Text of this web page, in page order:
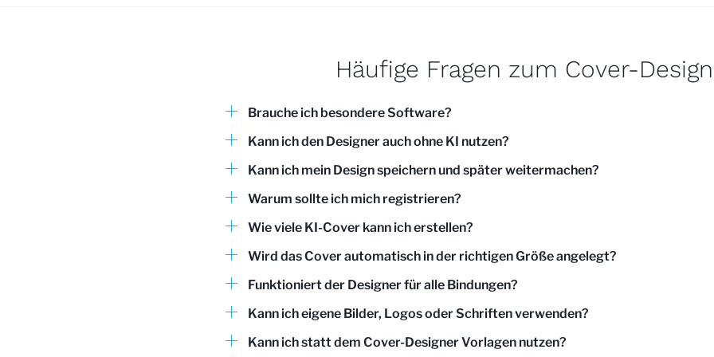
Häufige Fragen zum Cover-
Brauche ich besondere Software?
Kann ich den Designer auch ohne KI nutzen?
Kann ich mein Design speichern und später weitermachen?
Warum sollte ich mich registrieren?
Wie viele KI-Cover kann ich erstellen?
Wird das Cover automatisch in der richtigen Größe angelegt?
Funktioniert der Designer für alle Bindungen?
Kann ich eigene Bilder, Logos oder Schriften verwenden?
Kann ich statt dem Cover-Designer Vorlagen nutzen?